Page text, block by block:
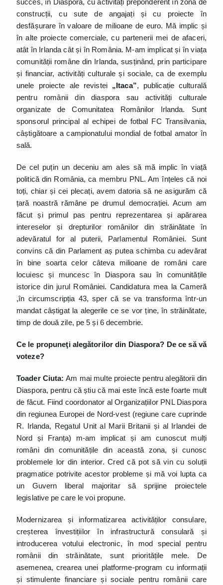
construcții, cu sute de angajați și cu proiecte în
desfășurare în valoare de milioane de euro. Mă implic și
în alte proiecte comerciale, cu partenerii mei de afaceri,
atât în Irlanda cât și în România. M-am implicat și în viața
comunității române din Irlanda, susținând, prin participare
și financiar, activități culturale și sociale, ca de exemplu
unele proiecte ale revistei „Itaca”, publicație culturală
pentru românii din diaspora sau activități culturale
organizate de Comunitatea Românilor Irlanda. Sunt
sponsorul principal al echipei de fotbal FC Transilvania,
câștigătoare a campionatului mondial de fotbal amator în
sală.
De cel puțin un deceniu am ales să mă implic în viață
politică din România, ca membru PNL. Am înțeles că noi
toți, chiar și cei plecați, avem datoria să ne asigurăm că
țară noastră rămâne pe drumul democrației. Acum am
făcut și primul pas pentru reprezentarea și apărarea
intereselor și drepturilor românilor din străinătate în
adevăratul for al puterii, Parlamentul României. Sunt
convins că din Parlament aș putea schimba cu adevărat
în bine soarta celor câteva milioane de români care
locuiesc și muncesc în Diaspora sau în comunitățile
istorice din jurul României. Candidatura mea la Cameră
,în circumscripția 43, sper că se va transforma într-un
mandat câștigat la alegerile ce se vor ține, în străinătate,
timp de două zile, pe 5 și 6 decembrie.
Ce le propuneţi alegătorilor din Diaspora? De ce să vă
voteze?
Toader Ciuta: Am mai multe proiecte pentru alegătorii din
Diaspora, pentru că știu că mai este încă este foarte mult
de făcut. Fiind coordonator al Organizațiilor PNL Diaspora
din regiunea Europei de Nord-vest (regiune care cuprinde
R. Irlanda, Regatul Unit al Marii Britanii și al Irlandei de
Nord și Franța) m-am implicat și am cunoscut mulți
români din comunitățile din această zona, și cunosc
problemele lor din interior. Cred că pot să vin cu soluții
pragmatice potrivite acestor probleme și mă voi lupta ca
un Guvern liberal majoritar să sprijine proiectele
legislative pe care le voi propune.
Modernizarea și informatizarea activităților consulare,
creșterea învestițiilor în infrastructură consulară și
introducerea votului electronic, în mod special pentru
românii din străinătate, sunt prioritățile mele. De
asemenea, crearea unei platforme-program cu informații
și stimulente financiare și sociale pentru românii care